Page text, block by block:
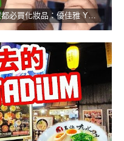
【日本美妝】日本人的美肌秘訣！京都必買化妝品：優佳雅 YOJIYA！！